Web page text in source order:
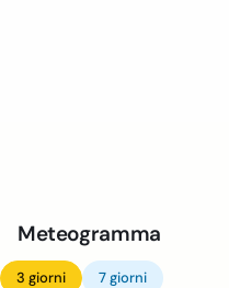
Meteogramma
3 giorni 7 giorni